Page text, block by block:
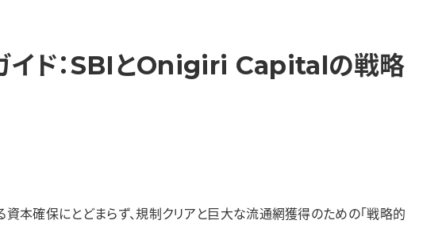
イド：SBIとOnigiri Capitalの戦略
本確保にとどまらず、規制クリアと巨大な流通網獲得のための「戦略的